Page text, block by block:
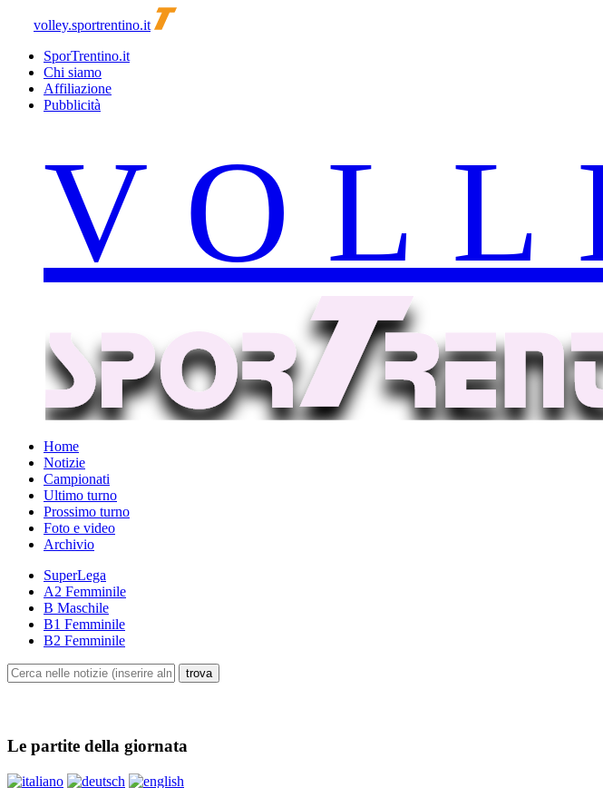
volley.sportrentino.it
SporTrentino.it
Chi siamo
Affiliazione
Pubblicità
Home
Notizie
Campionati
Ultimo turno
Prossimo turno
Foto e video
Archivio
SuperLega
A2 Femminile
B Maschile
B1 Femminile
B2 Femminile
Le partite della giornata